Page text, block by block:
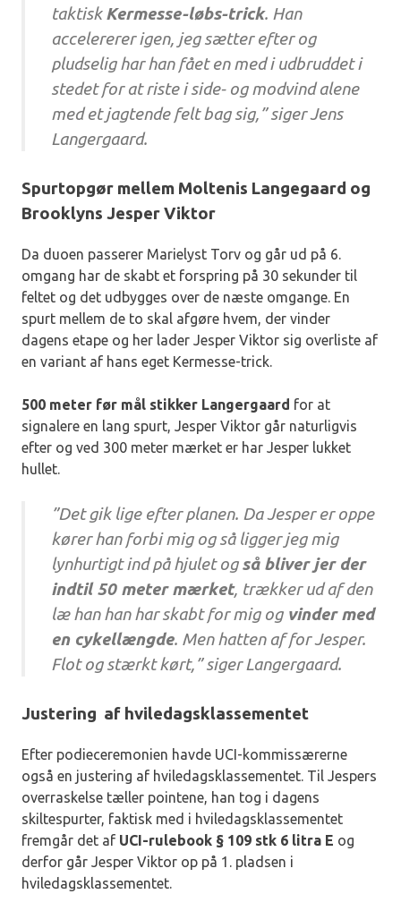
taktiskKermesse-løbs-trick. Han
accelererer igen, jeg sætter efter og
pludselig har han fået en med i udbruddet i
stedet for at riste i side- og modvind alene
med et jagtende felt bag sig,” siger Jens
Langergaard.
Spurtopgør mellem Moltenis Langegaard og
Brooklyns Jesper Viktor
Da duoen passerer Marielyst Torv og går ud på 6.
omgang har de skabt et forspring på 30 sekunder til
feltet og det udbygges over de næste omgange. En
spurt mellem de to skal afgøre hvem, der vinder
dagens etape og her lader Jesper Viktor sig overliste af
en variant af hans eget Kermesse-trick.
500 meter før mål stikker Langergaard for at
signalere en lang spurt, Jesper Viktor går naturligvis
efter og ved 300 meter mærket er har Jesper lukket
hullet.
”Det gik lige efter planen. Da Jesper er oppe
kører han forbi mig og så ligger jeg mig
lynhurtigt ind på hjulet også bliver jer der
indtil 50 meter mærket, trækker ud af den
læ han han har skabt for mig ogvinder med
en cykellængde. Men hatten af for Jesper.
Flot og stærkt kørt,” siger Langergaard.
Justering af hviledagsklassementet
Efter podieceremonien havde UCI-kommissærerne
også en justering af hviledagsklassementet. Til Jespers
overraskelse tæller pointene, han tog i dagens
skiltespurter, faktisk med i hviledagsklassementet
fremgår det af UCI-rulebook § 109 stk 6 litra E og
derfor går Jesper Viktor op på 1. pladsen i
hviledagsklassementet.